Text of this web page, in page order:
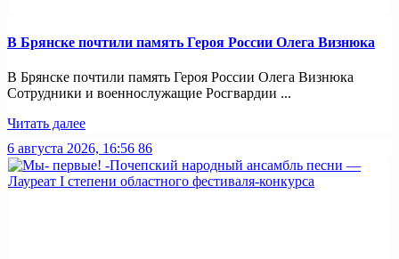
В Брянске почтили память Героя России Олега Визнюка
В Брянске почтили память Героя России Олега Визнюка
Сотрудники и военнослужащие Росгвардии ...
Читать далее
6 августа 2026, 16:56 86